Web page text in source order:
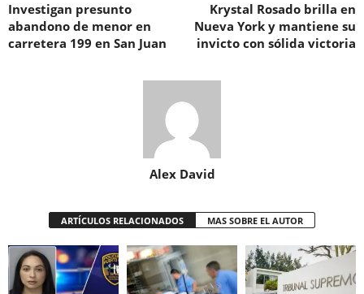
Investigan presunto
abandono de menor en
carretera 199 en San Juan
Krystal Rosado brilla en
Nueva York y mantiene su
invicto con sólida victoria
Alex David
ARTÍCULOS RELACIONADOS MAS SOBRE EL AUTOR